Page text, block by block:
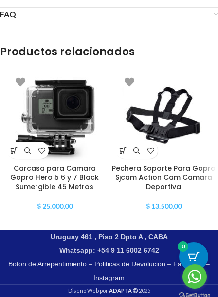
FAQ
Productos relacionados
Carcasa para Camara
Gopro Hero 5 6 y 7 Black
Sumergible 45 Metros
$25.000,00
Pechera Soporte Para Gopro
Sjcam Action Cam Camara
Deportiva
$13.500,00
Uruguay 461 , Piso 2 Dpto A , CABA
Whatsapp: +54 9 11 6002 6742
Botón de Arrepentimiento – Politicas de Devolución – Facebook –
Instagram
Diseño Web porADAPTA 2025
0